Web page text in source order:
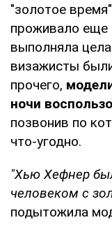
"золотое
проживало еще
выполняла
визажисты
прочего,
ночи
позвонив по
что-угодно.
"Хью Хефнер
человеком с
подытожила